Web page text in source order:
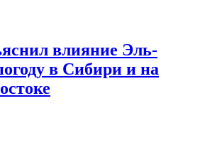
влияние Эль-
в Сибири и на